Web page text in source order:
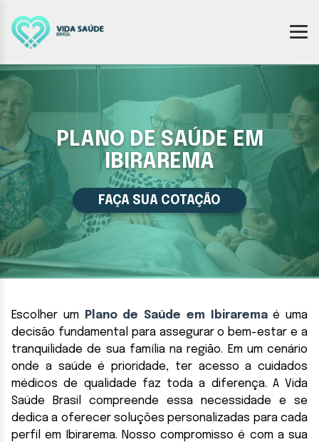
PLANO DE SAÚDE EM
IBIRAREMA
FAÇA SUA COTAÇÃO
Escolher um Plano de Saúde em Ibiraremaé uma
decisão fundamental para assegurar o bem-estar e a
tranquilidade de sua família na região. Em um cenário
onde a saúde é prioridade, ter acesso a cuidados
médicos de qualidade faz toda a diferença. A Vida
Saúde Brasil compreende essa necessidade e se
dedica a oferecer soluções personalizadas para cada
perfil em Ibirarema. Nosso compromisso é com a sua